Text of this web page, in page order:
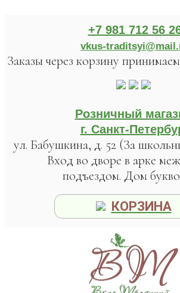
+7 981 712 56
vkus-
Заказы через корзину
Розничный
г. Санкт-
ул. Бабушкина, д. 52 (За
Вход во дворе в арке
подъездом. Дом
КОРЗИНА